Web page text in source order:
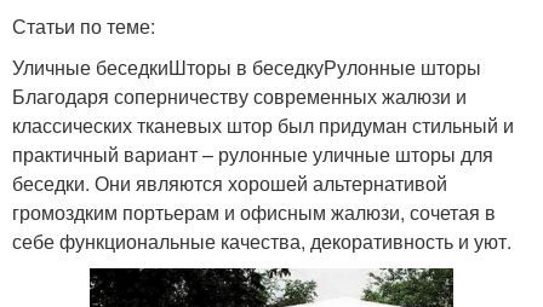
Статьи по теме:
Уличные беседкиШторы в беседкуРулонные шторы
Благодаря соперничеству современных жалюзи и
классических тканевых штор был придуман стильный и
практичный вариант – рулонные уличные шторы для
беседки. Они являются хорошей альтернативой
громоздким портьерам и офисным жалюзи, сочетая в
себе функциональные качества, декоративность и уют.